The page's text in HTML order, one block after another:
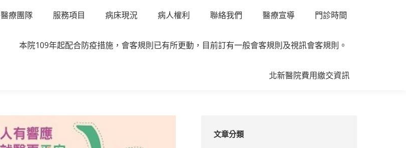
醫療團隊 服務項目 病床現況 病人權利 聯絡我們 醫療宣導 門診時間
本院109年起配合防疫措施，會客規則已有所更動，目前訂有一般會客規則及視訊會客規則。
北新醫院費用繳交資訊
文章分類